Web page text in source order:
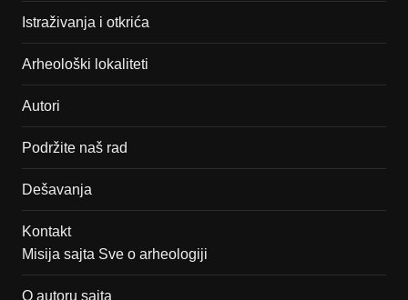
Istraživanja i otkrića
Arheološki lokaliteti
Autori
Podržite naš rad
Dešavanja
Kontakt
Misija sajta Sve o arheologiji
O autoru sajta